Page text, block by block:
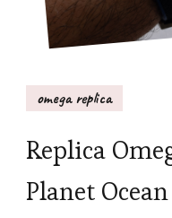
omega replica
Replica
Planet